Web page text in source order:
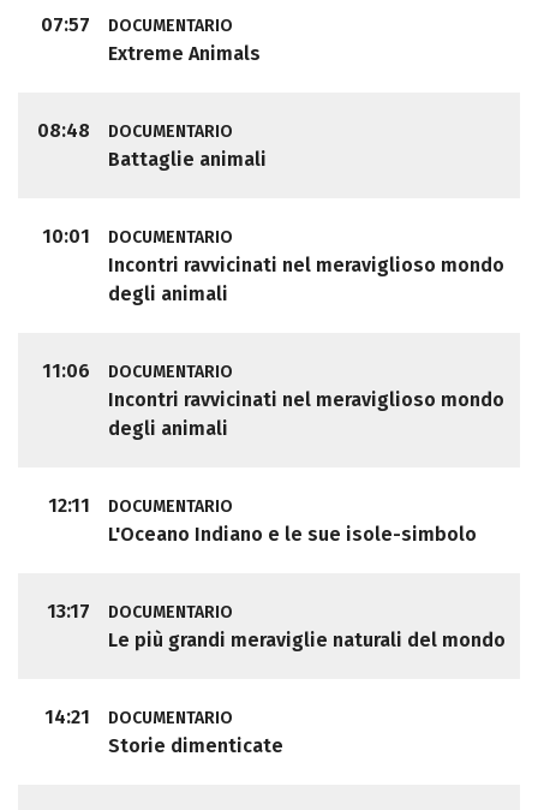
07:57 DOCUMENTARIO
Extreme Animals
08:48 DOCUMENTARIO
Battaglie animali
10:01 DOCUMENTARIO
Incontri ravvicinati nel meraviglioso mondo
degli animali
11:06 DOCUMENTARIO
Incontri ravvicinati nel meraviglioso mondo
degli animali
12:11 DOCUMENTARIO
L'Oceano Indiano e le sue isole-simbolo
13:17 DOCUMENTARIO
Le più grandi meraviglie naturali del mondo
14:21 DOCUMENTARIO
Storie dimenticate